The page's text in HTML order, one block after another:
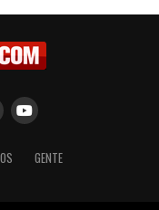
GENTE